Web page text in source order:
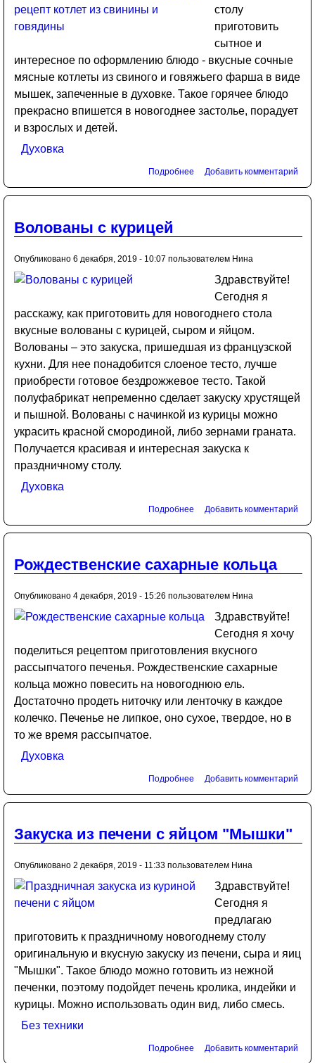
столу
приготовить
сытное и
интересное по оформлению блюдо - вкусные сочные
мясные котлеты из свиного и говяжьего фарша в виде
мышек, запеченные в духовке. Такое горячее блюдо
прекрасно впишется в новогоднее застолье, порадует
и взрослых и детей.
Духовка
Подробнее Добавить комментарий
Волованы с курицей
Опубликовано 6 декабря, 2019 - 10:07 пользователем Нина
Здравствуйте!
Сегодня я
расскажу, как приготовить для новогоднего стола
вкусные волованы с курицей, сыром и яйцом.
Волованы – это закуска, пришедшая из французской
кухни. Для нее понадобится слоеное тесто, лучше
приобрести готовое бездрожжевое тесто. Такой
полуфабрикат непременно сделает закуску хрустящей
и пышной. Волованы с начинкой из курицы можно
украсить красной смородиной, либо зернами граната.
Получается красивая и интересная закуска к
праздничному столу.
Духовка
Подробнее Добавить комментарий
Рождественские сахарные кольца
Опубликовано 4 декабря, 2019 - 15:26 пользователем Нина
Здравствуйте!
Сегодня я хочу
поделиться рецептом приготовления вкусного
рассыпчатого печенья. Рождественские сахарные
кольца можно повесить на новогоднюю ель.
Достаточно продеть ниточку или ленточку в каждое
колечко. Печенье не липкое, оно сухое, твердое, но в
то же время рассыпчатое.
Духовка
Подробнее Добавить комментарий
Закуска из печени с яйцом "Мышки"
Опубликовано 2 декабря, 2019 - 11:33 пользователем Нина
Здравствуйте!
Сегодня я
предлагаю
приготовить к праздничному новогоднему столу
оригинальную и вкусную закуску из печени, сыра и яиц
"Мышки". Такое блюдо можно готовить из нежной
печенки, поэтому подойдет печень кролика, индейки и
курицы. Можно использовать один вид, либо смесь.
Без техники
Подробнее Добавить комментарий